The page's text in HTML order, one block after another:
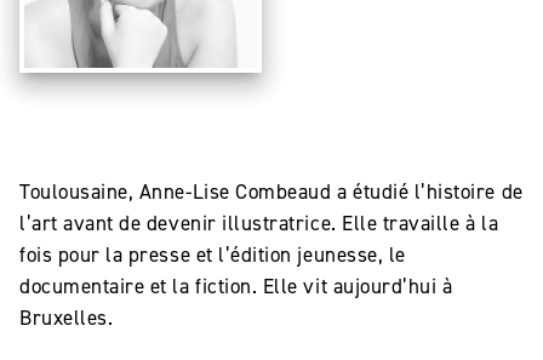
Toulousaine, Anne-Lise Combeaud a étudié l’histoire de
l’art avant de devenir illustratrice. Elle travaille à la
fois pour la presse et l’édition jeunesse, le
documentaire et la fiction. Elle vit aujourd’hui à
Bruxelles.